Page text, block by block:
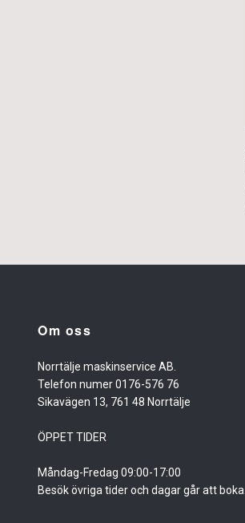
Om oss
Norrtälje maskinservice AB.
Telefon numer 0176-576 76
Sikavägen 13, 761 48 Norrtälje
ÖPPET TIDER
Måndag-Fredag 09:00-17:00
Besök övriga tider och dagar går att boka.